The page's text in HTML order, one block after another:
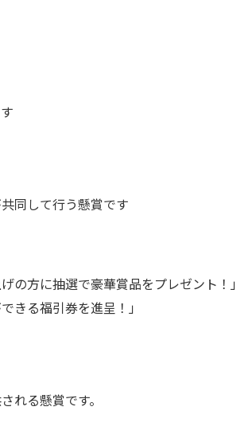
同して行う懸賞です
方に抽選で豪華賞品をプレゼント！」
きる福引券を進呈！」
れる懸賞です。